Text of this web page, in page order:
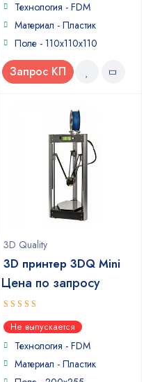
Технология - FDM
Материал - Пластик
Поле - 110x110x110
Запрос КП
3D Quality
3D принтер 3DQ Mini
Цена по запросу
3.33
out of 5
Не выпускается
Технология - FDM
Материал - Пластик